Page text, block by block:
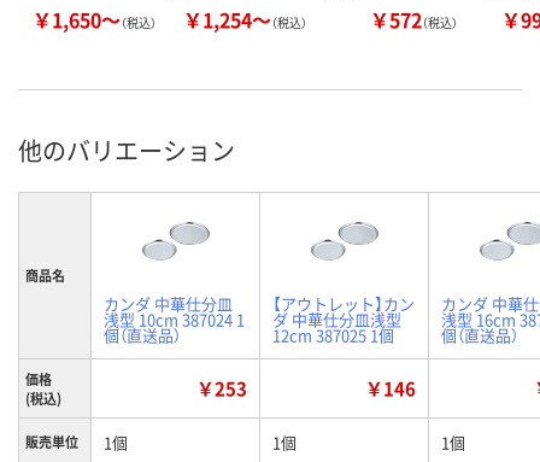
￥1,650～（税込） ￥1,254～（税込） ￥572（税込） ￥
他のバリエーション
商品名
カンダ 中華仕分皿
浅型 10cm 387024 1
個（直送品）
【アウトレット】カン
ダ 中華仕分皿浅型
12cm 387025 1個
カンダ 中華
浅型 16cm
個（直送品）
価格
(税込)
￥253 ￥146
販売単位 1個 1個 1個